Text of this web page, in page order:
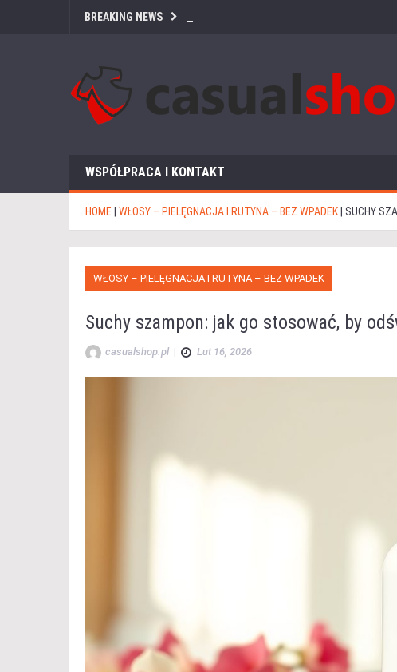
BREAKING NEWS
WSPÓŁPRACA I KONTAKT
HOME WŁOSY – PIELĘGNACJA I RUTYNA – BEZ WPADEK SUCHY
WŁOSY – PIELĘGNACJA I RUTYNA – BEZ WPADEK
Suchy szampon: jak go stosować, by
casualshop.pl | Lut 16, 2026